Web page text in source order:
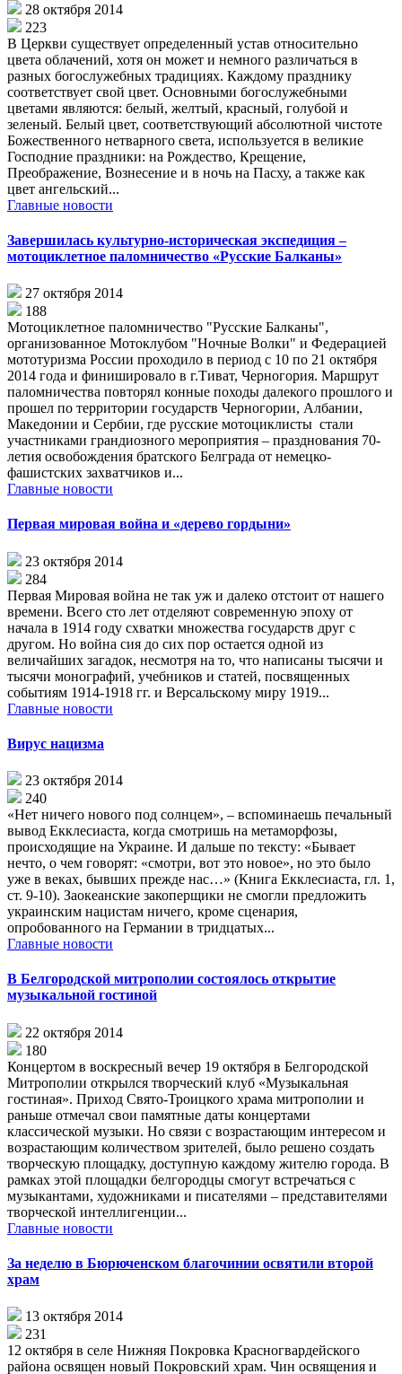
28 октября 2014
223
В Церкви существует определенный устав относительно
цвета облачений, хотя он может и немного различаться в
разных богослужебных традициях. Каждому празднику
соответствует свой цвет. Основными богослужебными
цветами являются: белый, желтый, красный, голубой и
зеленый. Белый цвет, соответствующий абсолютной чистоте
Божественного нетварного света, используется в великие
Господние праздники: на Рождество, Крещение,
Преображение, Вознесение и в ночь на Пасху, а также как
цвет ангельский...
Главные новости
Завершилась культурно-историческая экспедиция –
мотоциклетное паломничество «Русские Балканы»
27 октября 2014
188
Мотоциклетное паломничество "Русские Балканы",
организованное Мотоклубом "Ночные Волки" и Федерацией
мототуризма России проходило в период с 10 по 21 октября
2014 года и финишировало в г.Тиват, Черногория. Маршрут
паломничества повторял конные походы далекого прошлого и
прошел по территории государств Черногории, Албании,
Македонии и Сербии, где русские мотоциклисты стали
участниками грандиозного мероприятия – празднования 70-
летия освобождения братского Белграда от немецко-
фашистских захватчиков и...
Главные новости
Первая мировая война и «дерево гордыни»
23 октября 2014
284
Первая Мировая война не так уж и далеко отстоит от нашего
времени. Всего сто лет отделяют современную эпоху от
начала в 1914 году схватки множества государств друг с
другом. Но война сия до сих пор остается одной из
величайших загадок, несмотря на то, что написаны тысячи и
тысячи монографий, учебников и статей, посвященных
событиям 1914-1918 гг. и Версальскому миру 1919...
Главные новости
Вирус нацизма
23 октября 2014
240
«Нет ничего нового под солнцем», – вспоминаешь печальный
вывод Екклесиаста, когда смотришь на метаморфозы,
происходящие на Украине. И дальше по тексту: «Бывает
нечто, о чем говорят: «смотри, вот это новое», но это было
уже в веках, бывших прежде нас…» (Книга Екклесиаста, гл. 1,
ст. 9-10). Заокеанские закоперщики не смогли предложить
украинским нацистам ничего, кроме сценария,
опробованного на Германии в тридцатых...
Главные новости
В Белгородской митрополии состоялось открытие
музыкальной гостиной
22 октября 2014
180
Концертом в воскресный вечер 19 октября в Белгородской
Митрополии открылся творческий клуб «Музыкальная
гостиная». Приход Свято-Троицкого храма митрополии и
раньше отмечал свои памятные даты концертами
классической музыки. Но связи с возрастающим интересом и
возрастающим количеством зрителей, было решено создать
творческую площадку, доступную каждому жителю города. В
рамках этой площадки белгородцы смогут встречаться с
музыкантами, художниками и писателями – представителями
творческой интеллигенции...
Главные новости
За неделю в Бюрюченском благочинии освятили второй
храм
13 октября 2014
231
12 октября в селе Нижняя Покровка Красногвардейского
района освящен новый Покровский храм. Чин освящения и